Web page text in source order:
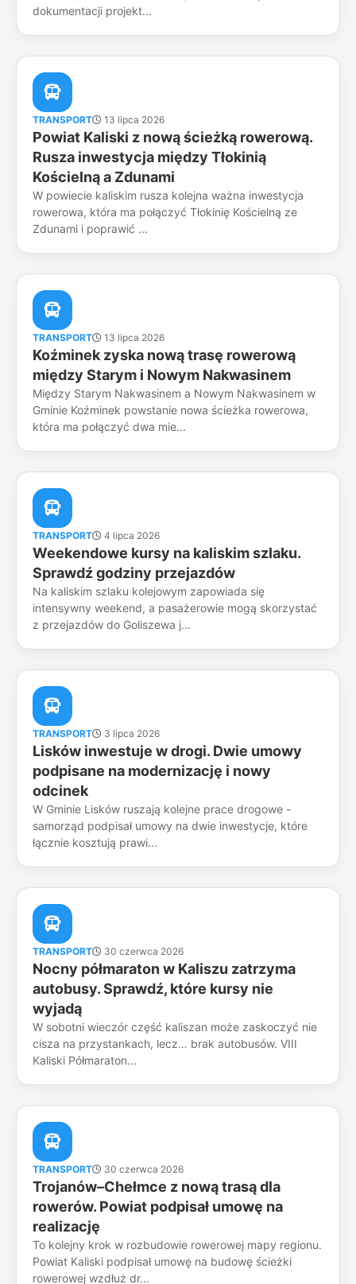
dokumentacji projekt...
TRANSPORT 13 lipca 2026
Powiat Kaliski z nową ścieżką rowerową.
Rusza inwestycja między Tłokinią
Kościelną a Zdunami
W powiecie kaliskim rusza kolejna ważna inwestycja
rowerowa, która ma połączyć Tłokinię Kościelną ze
Zdunami i poprawić ...
TRANSPORT 13 lipca 2026
Koźminek zyska nową trasę rowerową
między Starym i Nowym Nakwasinem
Między Starym Nakwasinem a Nowym Nakwasinem w
Gminie Koźminek powstanie nowa ścieżka rowerowa,
która ma połączyć dwa mie...
TRANSPORT 4 lipca 2026
Weekendowe kursy na kaliskim szlaku.
Sprawdź godziny przejazdów
Na kaliskim szlaku kolejowym zapowiada się
intensywny weekend, a pasażerowie mogą skorzystać
z przejazdów do Goliszewa j...
TRANSPORT 3 lipca 2026
Lisków inwestuje w drogi. Dwie umowy
podpisane na modernizację i nowy
odcinek
W Gminie Lisków ruszają kolejne prace drogowe -
samorząd podpisał umowy na dwie inwestycje, które
łącznie kosztują prawi...
TRANSPORT 30 czerwca 2026
Nocny półmaraton w Kaliszu zatrzyma
autobusy. Sprawdź, które kursy nie
wyjadą
W sobotni wieczór część kaliszan może zaskoczyć nie
cisza na przystankach, lecz… brak autobusów. VIII
Kaliski Półmaraton...
TRANSPORT 30 czerwca 2026
Trojanów–Chełmce z nową trasą dla
rowerów. Powiat podpisał umowę na
realizację
To kolejny krok w rozbudowie rowerowej mapy regionu.
Powiat Kaliski podpisał umowę na budowę ścieżki
rowerowej wzdłuż dr...